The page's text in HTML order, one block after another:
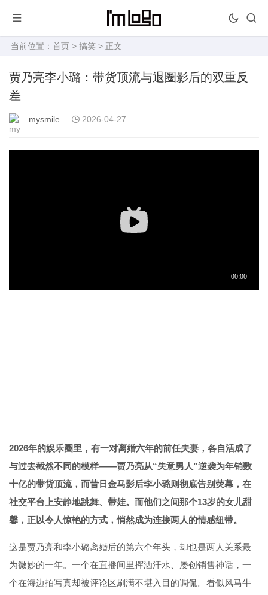
当前位置： 首页 > 搞笑 > 正文
贾乃亮李小璐：带货顶流与退圈影后的双重反
差
mysmile 2026-04-27
2026年的娱乐圈里，有一对离婚六年的前任夫妻，各自活成了
与过去截然不同的模样——贾乃亮从“失意男人”逆袭为年销数
十亿的带货顶流，而昔日金马影后李小璐则彻底告别荧幕，在
社交平台上安静地跳舞、带娃。而他们之间那个13岁的女儿甜
馨，正以令人惊艳的方式，悄然成为连接两人的情感纽带。
这是贾乃亮和李小璐离婚后的第六个年头，却也是两人关系最
为微妙的一年。一个在直播间里挥洒汗水、屡创销售神话，一
个在海边拍写真却被评论区刷满不堪入目的调侃。看似风马牛